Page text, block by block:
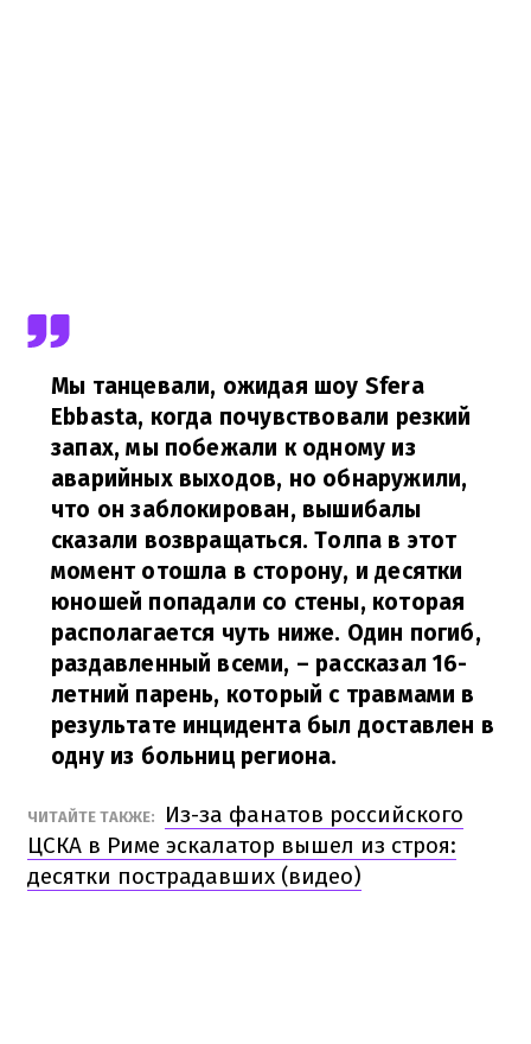
Мы танцевали, ожидая шоу Sfera
Ebbasta, когда почувствовали резкий
запах, мы побежали к одному из
аварийных выходов, но обнаружили,
что он заблокирован, вышибалы
сказали возвращаться. Толпа в этот
момент отошла в сторону, и десятки
юношей попадали со стены, которая
располагается чуть ниже. Один погиб,
раздавленный всеми, – рассказал 16-
летний парень, который с травмами в
результате инцидента был доставлен в
одну из больниц региона.
ЧИТАЙТЕ ТАКЖЕ:
Из-за фанатов российского
ЦСКА в Риме эскалатор вышел из строя:
десятки пострадавших (видео)